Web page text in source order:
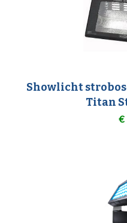
Showlicht
Titan
€